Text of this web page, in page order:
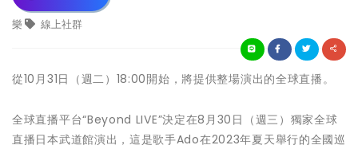
樂 線上社群
從10月31日（週二）18:00開始，將提供整場演出的全球直播。
全球直播平台“Beyond LIVE”決定在8月30日（週三）獨家全球
直播日本武道館演出，這是歌手Ado在2023年夏天舉行的全國巡